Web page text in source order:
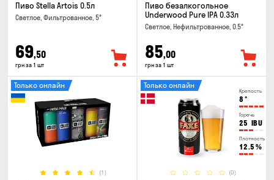
Пиво Stella Artois 0.5л
Светлое, Фильтрованное, 5°
69,50
грн за 1 шт
Пиво безалкогольное
Underwood Pure IPA 0.33л
Светлое, Нефильтрованное, 0.5°
85,00
грн за 1 шт
(1)
Только онлайн
Крепость
8 °
Горечь
25 IBU
Плотность
12.5 %
(0)
Только онлайн